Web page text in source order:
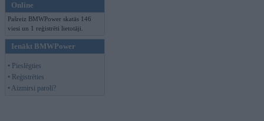
Online
Pašreiz BMWPower skatās 146
viesi un 1 reģistrēti lietotāji.
Ienākt BMWPower
• Pieslēgties
• Reģistrēties
• Aizmirsi paroli?